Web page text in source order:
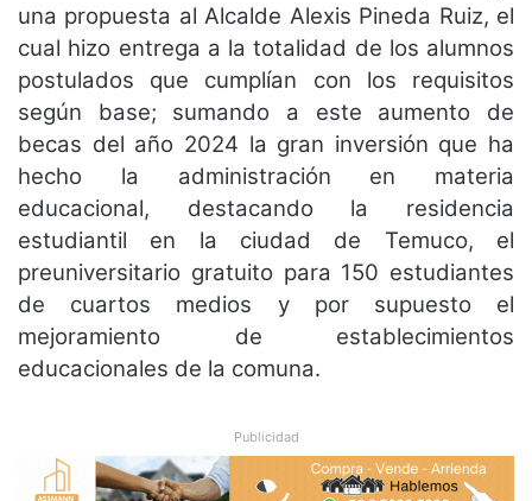
una propuesta al Alcalde Alexis Pineda Ruiz, el
cual hizo entrega a la totalidad de los alumnos
postulados que cumplían con los requisitos
según base; sumando a este aumento de
becas del año 2024 la gran inversión que ha
hecho la administración en materia
educacional, destacando la residencia
estudiantil en la ciudad de Temuco, el
preuniversitario gratuito para 150 estudiantes
de cuartos medios y por supuesto el
mejoramiento de establecimientos
educacionales de la comuna.
Publicidad